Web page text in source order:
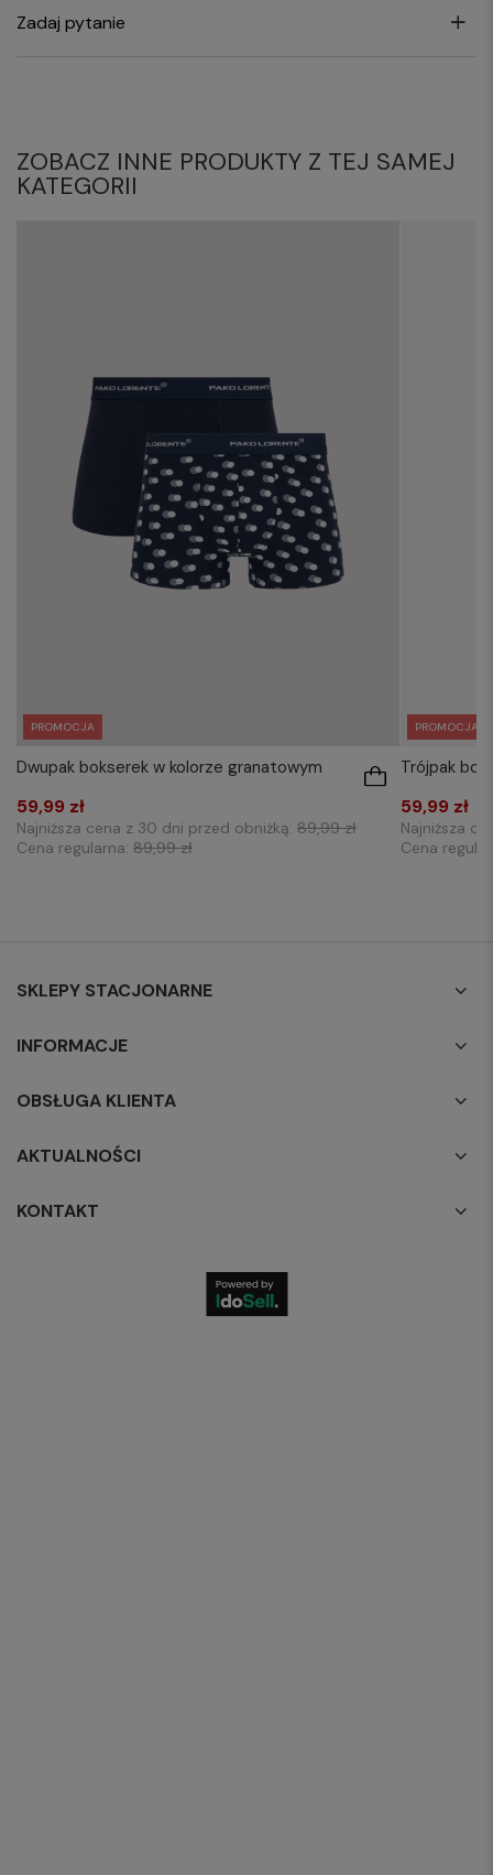
Zadaj pytanie
ZOBACZ INNE PRODUKTY Z TEJ SAMEJ
KATEGORII
PROMOCJA
Dwupak bokserek w kolorze granatowym
59,99 zł
Najniższa cena z 30 dni przed obniżką: 89,99 zł
Cena regularna: 89,99 zł
PROMOCJA
Trójpak
59,99 zł
Najniższa
Cena
SKLEPY STACJONARNE
INFORMACJE
OBSŁUGA KLIENTA
AKTUALNOŚCI
KONTAKT